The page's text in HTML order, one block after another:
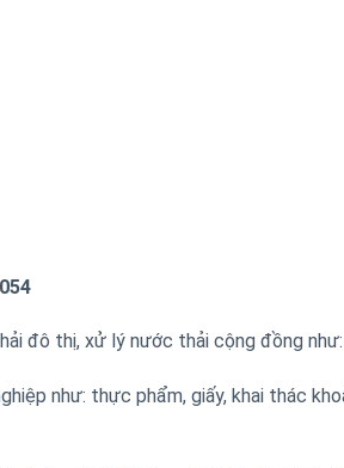
đô thị, xử lý nước thải cộng đồng
như: thực phẩm, giấy, khai thác